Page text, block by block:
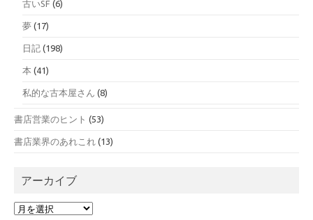
古いSF (6)
夢 (17)
日記 (198)
本 (41)
私的な古本屋さん (8)
書店営業のヒント (53)
書店業界のあれこれ (13)
アーカイブ
ア